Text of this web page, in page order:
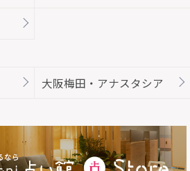
大阪梅田・アナスタシア